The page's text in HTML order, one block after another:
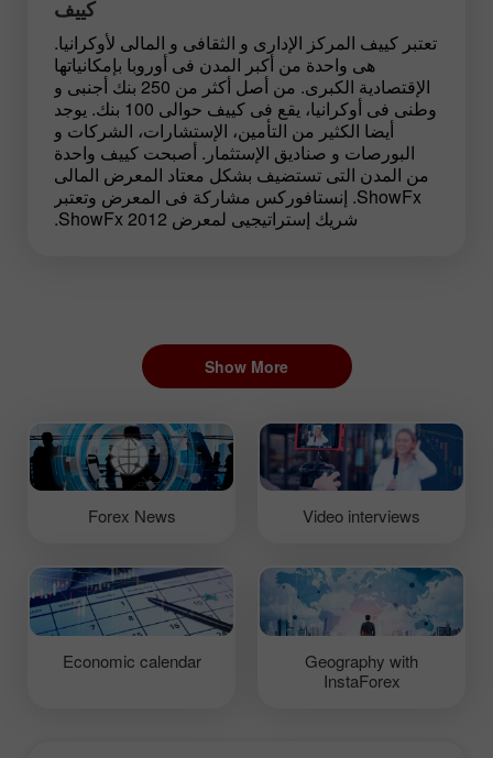
كييف
تعتبر كييف المركز الإدارى و الثقافى و المالى لأوكرانيا.
هى واحدة من أكبر المدن فى أوروبا بإمكانياتها
الإقتصادية الكبرى. من أصل أكثر من 250 بنك أجنبى و
وطنى فى أوكرانيا، يقع فى كييف حوالى 100 بنك. يوجد
أيضا الكثير من التأمين، الإستشارات، الشركات و
البورصات و صناديق الإستثمار. أصبحت كييف واحدة
من المدن التى تستضيف بشكل معتاد المعرض المالى
ShowFx. إنستافوركس مشاركة فى المعرض وتعتبر
شريك إستراتيجيى لمعرض ShowFx 2012.
Show More
Forex News Video interviews
Economic calendar
Geography with
InstaForex